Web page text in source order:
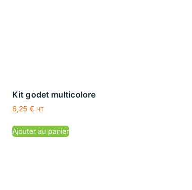
Kit godet multicolore
6,25 € HT
Ajouter au panier